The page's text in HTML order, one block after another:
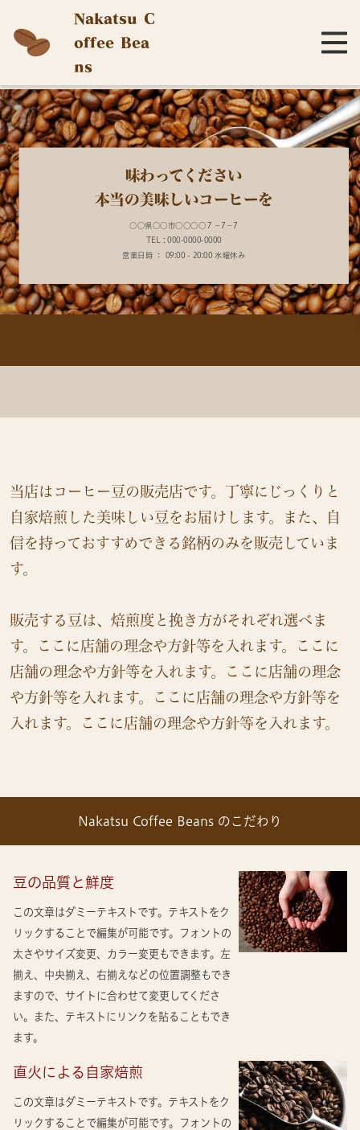
Nakatsu C
offee Bea
ns
味わってください
本当の美味しいコーヒーを
○○県○○市○○○○７－7－7
TEL : 000-0000-0000
営業日時 ： 09:00 - 20:00 水曜休み
当店はコーヒー豆の販売店です。丁寧にじっくりと
自家焙煎した美味しい豆をお届けします。また、自
信を持っておすすめできる銘柄のみを販売していま
す。
販売する豆は、焙煎度と挽き方がそれぞれ選べま
す。ここに店舗の理念や方針等を入れます。ここに
店舗の理念や方針等を入れます。ここに店舗の理念
や方針等を入れます。ここに店舗の理念や方針等を
入れます。ここに店舗の理念や方針等を入れます。
Nakatsu Coffee Beans のこだわり
豆の品質と鮮度
この文章はダミーテキストです。テキストをク
リックすることで編集が可能です。フォントの
太さやサイズ変更、カラー変更もできます。左
揃え、中央揃え、右揃えなどの位置調整もでき
ますので、サイトに合わせて変更してくださ
い。また、テキストにリンクを貼ることもでき
ます。
直火による自家焙煎
この文章はダミーテキストです。テキストをク
リックすることで編集が可能です。フォントの